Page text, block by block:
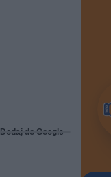
Dodaj do Google